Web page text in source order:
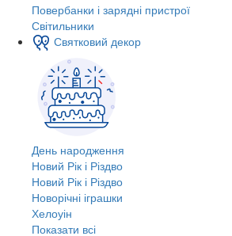
Повербанки і зарядні пристрої
Світильники
Святковий декор
День народження
Новий Рік і Різдво
Новий Рік і Різдво
Новорічні іграшки
Хелоуін
Показати всі